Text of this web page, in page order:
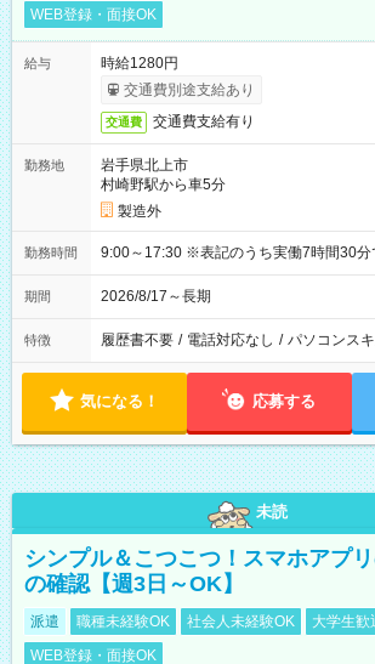
WEB登録・面接OK
給与
時給1280円
交通費別途支給あり
交通費 交通費支給有り
勤務地
岩手県北上市
村崎野駅から車5分
製造外
勤務時間 9:00～17:30 ※表記のうち実働7時間30
期間 2026/8/17～長期
特徴 履歴書不要 / 電話対応なし / パソコンス
気になる！ 応募する
未読
シンプル＆こつこつ！スマホアプ
の確認【週3日～OK】
派遣 職種未経験OK 社会人未経験OK 大学生歓
WEB登録・面接OK